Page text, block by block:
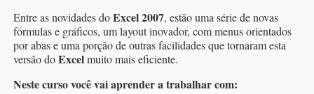
Entre as novidades doExcel 2007, estão uma série de novas
fórmulas e gráficos, um layout inovador, com menus orientados
por abas e uma porção de outras facilidades que tornaram esta
versão doExcelmuito mais eficiente.
Neste curso você vai aprender a trabalhar com: